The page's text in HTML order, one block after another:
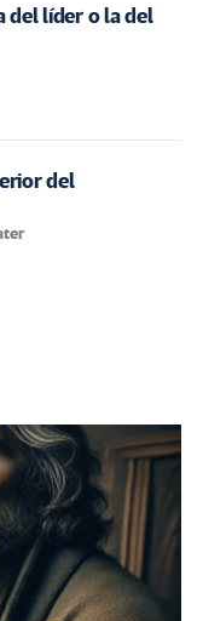
del líder o la del
del